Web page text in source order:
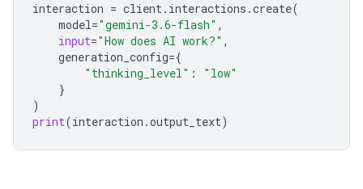
interaction = client. interactions .create(
model="gemini-3.6-flash" ,
input="How does AI work?" ,
generation_config={
"thinking_level" :
"low"
}
)
print(interaction .output_text)